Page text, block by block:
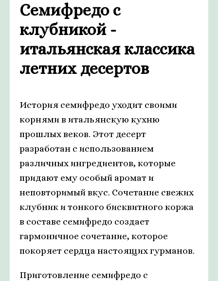
Семифредо с
клубникой -
итальянская классика
летних десертов
История семифредо уходит своими
корнями в итальянскую кухню
прошлых веков. Этот десерт
разработан с использованием
различных ингредиентов, которые
придают ему особый аромат и
неповторимый вкус. Сочетание свежих
клубник и тонкого бисквитного коржа
в составе семифредо создает
гармоничное сочетание, которое
покоряет сердца настоящих гурманов.
Приготовление семифредо с